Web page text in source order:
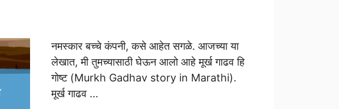
नमस्कार बच्चे कंपनी, कसे आहेत सगळे. आजच्या या
लेखात, मी तुमच्यासाठी घेऊन आलो आहे मूर्ख गाढव हि
गोष्ट (Murkh Gadhav story in Marathi).
मूर्ख गाढव …